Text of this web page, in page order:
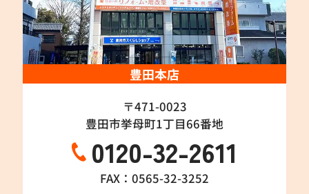
豊田本店
〒471-0023
豊田市挙母町1丁目66番地
0120-32-2611
FAX：0565-32-3252